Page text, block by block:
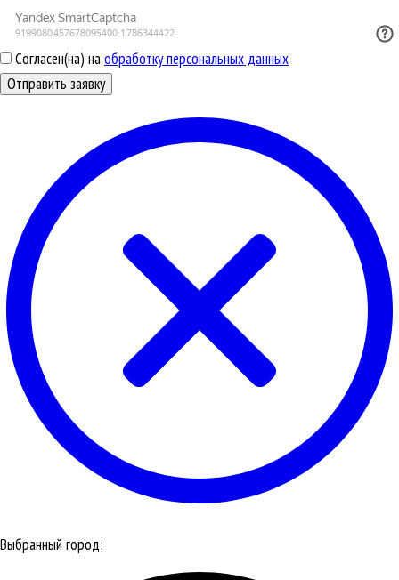
Согласен(на) наобработку персональных данных
Отправить заявку
Выбранный город: